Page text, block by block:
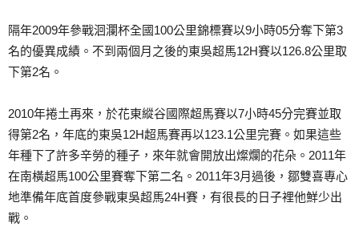
隔年2009年參戰洄瀾杯全國100公里錦標賽以9小時05分奪下第3
名的優異成績。不到兩個月之後的東吳超馬12H賽以126.8公里取
下第2名。
2010年捲土再來，於花東縱谷國際超馬賽以7小時45分完賽並取
得第2名，年底的東吳12H超馬賽再以123.1公里完賽。如果這些
年種下了許多辛勞的種子，來年就會開放出燦爛的花朵。2011年
在南橫超馬100公里賽奪下第二名。2011年3月過後，鄒雙喜專心
地準備年底首度參戰東吳超馬24H賽，有很長的日子裡他鮮少出
戰。